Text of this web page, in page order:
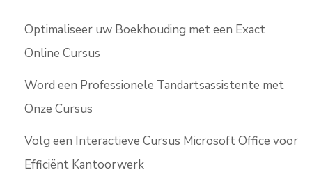
Optimaliseer uw Boekhouding met een Exact
Online Cursus
Word een Professionele Tandartsassistente met
Onze Cursus
Volg een Interactieve Cursus Microsoft Office voor
Efficiënt Kantoorwerk